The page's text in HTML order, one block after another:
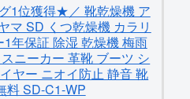
1位獲得★／ 靴乾燥機 ア
マ SD くつ乾燥機 カラリ
1年保証 除湿 乾燥機 梅雨
ニーカー 革靴 ブーツ シ
ヤー ニオイ防止 静音 靴
料 SD-C1-WP